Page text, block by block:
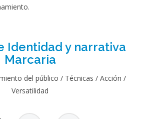
Identidad y narrativa
Marcaria
del público / Técnicas / Acción /
Versatilidad